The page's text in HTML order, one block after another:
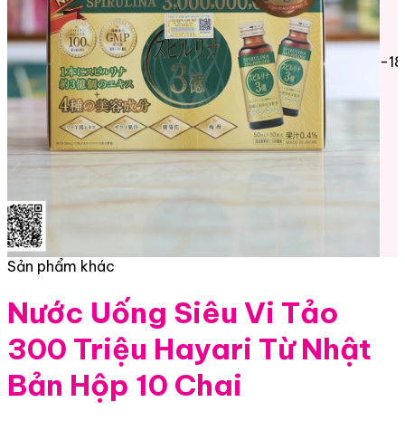
-
Sản phẩm khác
Nước Uống Siêu Vi Tảo
300 Triệu Hayari Từ Nhật
Bản Hộp 10 Chai